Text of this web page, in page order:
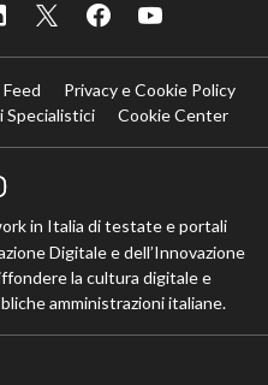
Feed
Privacy e Cookie Policy
Cookie Center
in Italia di testate e portali
Digitale e dell’Innovazione
la cultura digitale e
amministrazioni italiane.